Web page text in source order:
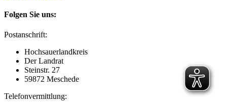
Folgen Sie uns:
Postanschrift:
Hochsauerlandkreis
Der Landrat
Steinstr. 27
59872 Meschede
Telefonvermittlung: